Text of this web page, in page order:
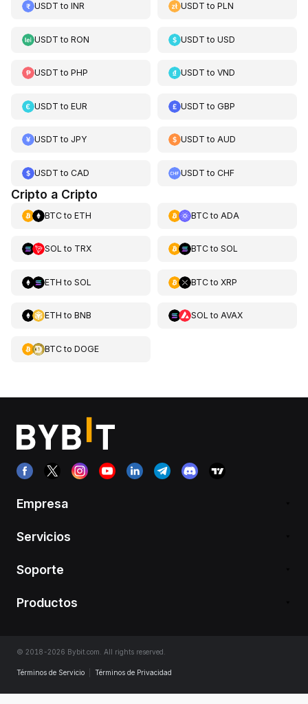
USDT to INR USDT toPLN
USDT to RON USDT toUSD
USDT to PHP USDT toVND
USDT to EUR USDT toGBP
USDT to JPY USDT toAUD
USDT to CAD USDT toCHF
Cripto a Cripto
BTCto ETH BTCto ADA
SOL to TRX BTCto SOL
ETH to SOL BTCto XRP
ETH to BNB SOL to AVAX
BTCto DOGE
Empresa
Servicios
Soporte
Productos
© 2018-2026 Bybit.com. All rights reserved.
Términos de Servicio Términos de Privacidad